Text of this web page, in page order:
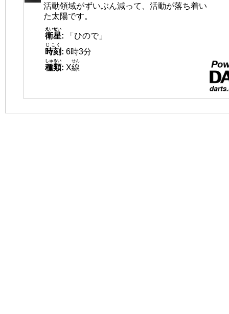
活動領域がずいぶん減って、活動が落ち着い
た太陽です。
衛星
えいせい
:
「ひので」
時刻
じこく
: 6時3分
種類
しゅるい
: X線
せん